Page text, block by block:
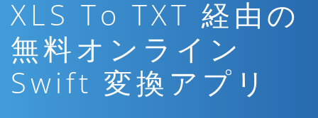
XLS To TXT 経由の
無料オンライン
Swift 変換アプリ